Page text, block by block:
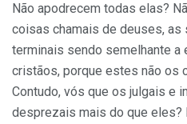
Não apodrecem todas elas?
coisas chamais de deuses, as
terminais sendo semelhante a
cristãos, porque estes não os
Contudo, vós que os julgais e
desprezais mais do que eles?